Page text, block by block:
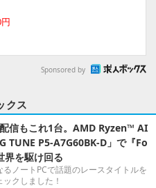
Sponsored by
クス
信もこれ1台。AMD Ryzen™ AI
TUNE P5-A7G60BK-D」で『Fo
を駆け回る
ノートPCで話題のレースタイトルを
クしました！